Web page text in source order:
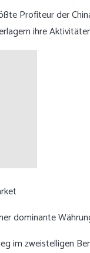
Profiteur der
ihre
dominante
im zweistelligen